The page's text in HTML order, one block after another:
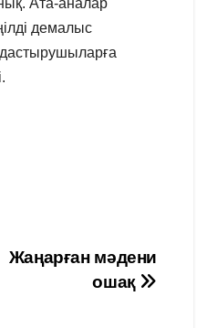
Ата-аналар
демалыс
Жаңарған мәдени
ошақ